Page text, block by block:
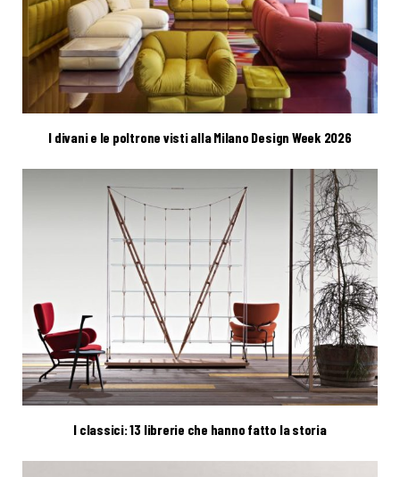
I divani e le poltrone visti alla Milano Design Week 2026
I classici: 13 librerie che hanno fatto la storia